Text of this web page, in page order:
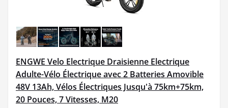
ENGWE Velo Electrique Draisienne Electrique
Adulte-Vélo Électrique avec 2 Batteries Amovible
48V 13Ah, Vélos Électriques Jusqu'à 75km+75km,
20 Pouces, 7 Vitesses, M20